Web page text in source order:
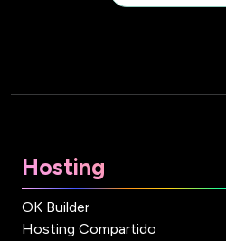
Hosting
OK Builder
Hosting Compartido